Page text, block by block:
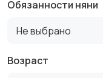
Обязанности няни
Не выбрано
Возраст